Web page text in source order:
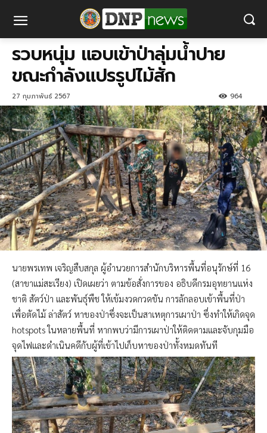
รวบหนุ่ม แอบเข้าป่าลุ่มน้ำปาย
ขณะกำลังแปรรูปไม้สัก
27 กุมภาพันธ์ 2567 964
นายพรเทพ เจริญสืบสกุล ผู้อำนวยการสำนักบริหารพื้นที่อนุรักษ์ที่ 16
(สาขาแม่สะเรียง) เปิดเผยว่า ตามข้อสั่งการของ อธิบดีกรมอุทยานแห่ง
ชาติ สัตว์ป่า และพันธุ์พืช ให้เข้มงวดกวดขัน การลักลอบเข้าพื้นที่ป่า
เพื่อตัดไม้ ล่าสัตว์ หาของป่าซึ่งจะเป็นสาเหตุการเผาป่า ซึ่งทำให้เกิดจุด
hotspots ในหลายพื้นที่ หากพบว่ามีการเผาป่าให้ติดตามและจับกุมมือ
จุดไฟและดำเนินคดีกับผู้ที่เข้าไปเก็บหาของป่าทั้งหมดทันที